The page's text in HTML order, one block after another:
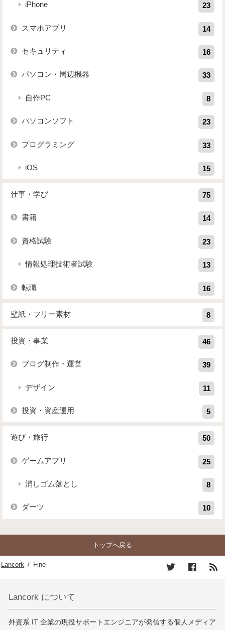
iPhone 23
スマホアプリ 14
セキュリティ 16
パソコン・周辺機器 33
自作PC 8
パソコンソフト 23
プログラミング 33
iOS 15
仕事・学び 75
書籍 14
資格試験 23
情報処理技術者試験 13
転職 16
壁紙・フリー素材 8
投資・事業 46
ブログ制作・運営 39
デザイン 11
投資・資産運用 5
遊び・旅行 50
ゲームアプリ 25
消しゴム落とし 8
ダーツ 10
トップへ戻る
Lancork / Fine
Lancork について
外資系 IT 企業の現役サポートエンジニアが発信する個人メディア